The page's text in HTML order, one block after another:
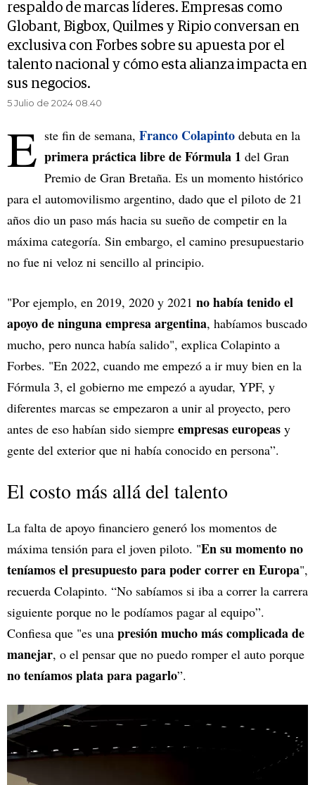
respaldo de marcas líderes. Empresas como
Globant, Bigbox, Quilmes y Ripio conversan en
exclusiva con Forbes sobre su apuesta por el
talento nacional y cómo esta alianza impacta en
sus negocios.
5 Julio de 2024 08.40
E ste fin de semana, Franco Colapinto debuta en la
primera práctica libre de Fórmula 1 del Gran
Premio de Gran Bretaña. Es un momento histórico
para el automovilismo argentino, dado que el piloto de 21
años dio un paso más hacia su sueño de competir en la
máxima categoría. Sin embargo, el camino presupuestario
no fue ni veloz ni sencillo al principio.
"Por ejemplo, en 2019, 2020 y 2021 no había tenido el
apoyo de ninguna empresa argentina, habíamos buscado
mucho, pero nunca había salido", explica Colapinto a
Forbes. "En 2022, cuando me empezó a ir muy bien en la
Fórmula 3, el gobierno me empezó a ayudar, YPF, y
diferentes marcas se empezaron a unir al proyecto, pero
antes de eso habían sido siempre empresas europeas y
gente del exterior que ni había conocido en persona”.
El costo más allá del talento
La falta de apoyo financiero generó los momentos de
máxima tensión para el joven piloto. "En su momento no
teníamos el presupuesto para poder correr en Europa",
recuerda Colapinto. “No sabíamos si iba a correr la carrera
siguiente porque no le podíamos pagar al equipo”.
Confiesa que "es una presión mucho más complicada de
manejar, o el pensar que no puedo romper el auto porque
no teníamos plata para pagarlo”.